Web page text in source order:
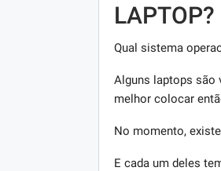
LAPTOP?
Qual sistema
Alguns laptops são
melhor colocar
No momento,
E cada um deles